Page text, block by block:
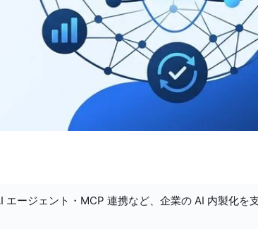
ージェント・MCP 連携など、企業の AI 内製化を